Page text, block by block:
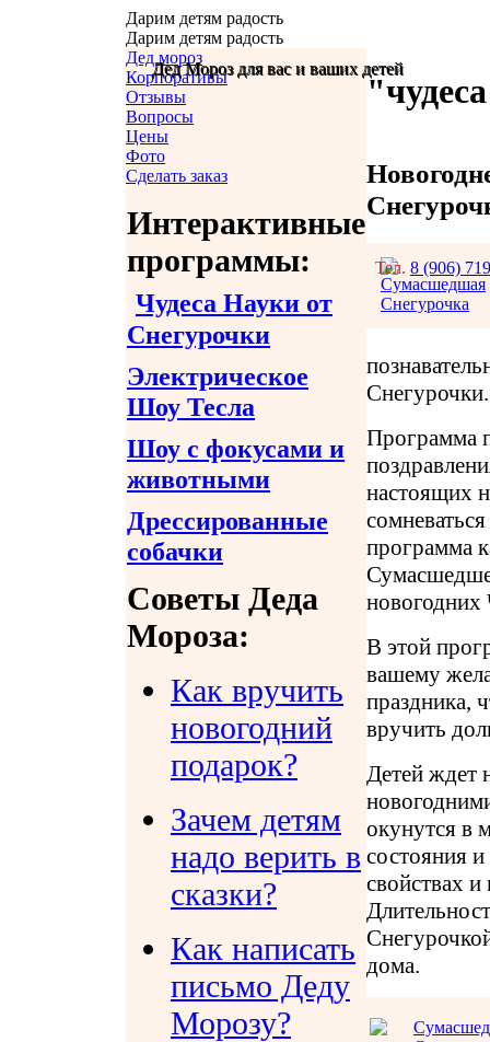
Дед Мороз для вас и ваших детей
Дед Мороз для вас и ваших детей
Тел. 8 (906)
Дарим детям радость
Дарим детям радость
Дед мороз
Корпоративы
Отзывы
Вопросы
Цены
Фото
Сделать заказ
Интерактивные
программы:
Чудеса Науки от
Снегурочки
Электрическое
Шоу Тесла
Шоу с фокусами и
животными
Дрессированные
собачки
Советы Деда
Мороза:
Как вручить
новогодний
подарок?
Зачем детям
надо верить в
сказки?
Как написать
письмо Деду
Морозу?
Снегурочки.
Программа
настоящих
программа
новогодних
В этой
вашему
праздника,
вручить
Детей ждет
окунутся в
состояния
свойствах
дома.